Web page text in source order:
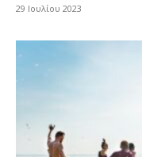
29 Ιουλίου 2023